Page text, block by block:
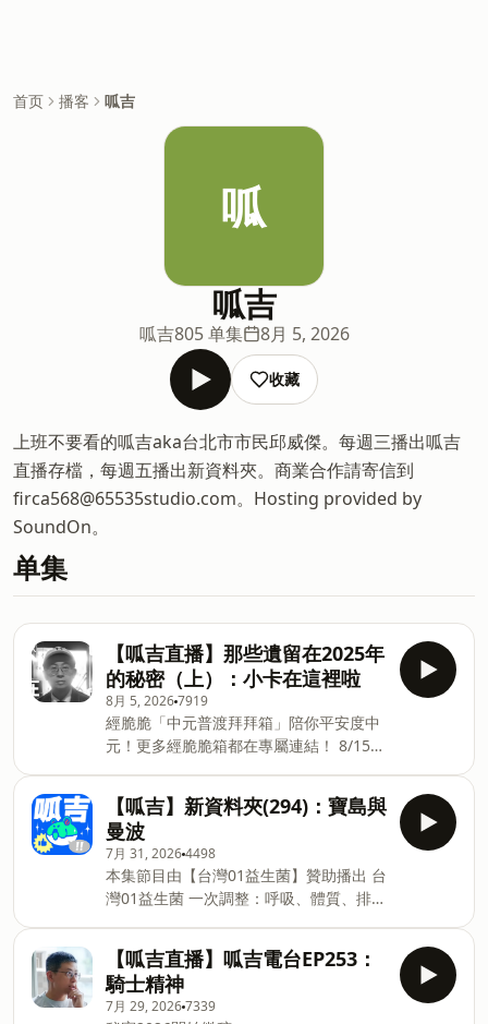
首页 播客 呱吉
呱
呱吉
呱吉805 单集 8月 5, 2026
收藏
上班不要看的呱吉aka台北市市民邱威傑。每週三播出呱吉
直播存檔，每週五播出新資料夾。商業合作請寄信到
firca568@65535studio.com。Hosting provided by
SoundOn。
单集
【呱吉直播】那些遺留在2025年
的秘密（上）：小卡在這裡啦
8月 5, 20267919
經脆脆「中元普渡拜拜箱」陪你平安度中
元！更多經脆脆箱都在專屬連結！ 8/15
碼【Froggy2026】可折抵$30！ 📌專屬
連結：https://reurl.cc/bezpbl 好兄弟都
會說讚！「中元普渡拜拜箱」內容物包
含：雞皮餅乾、甜不辣脆片、米血脆片、
洋蔥脆片、麻辣老油條、蒜片，玉米粒，
人氣口味一次擁有！ 台灣雞皮餅乾領導品
牌「經脆脆」，將鹹酥雞攤的必點菜單炸
雞皮、甜不辣、炸米血、玉米，搖身變成
涮嘴零食，在家也能輕鬆享受夜市小吃的
經典滋味，不論是追劇、看電影或作為下
【呱吉】新資料夾(294)：寶島與
曼波
7月 31, 20264498
本集節目由【台灣01益生菌】贊助播出 台
灣01益生菌 一次調整：呼吸、體質、排便
粹益生菌 ✔️一次調整 3 大問題：呼吸、體
質、排便 ✔️實驗證實，能應用於空氣中
PM 2.5，達到一定的守護作用 ✔️台灣新創
菌株–TW01，榮獲雙殊榮「國家新創獎」
【呱吉直播】呱吉電台EP253：
騎士精神
7月 29, 20267339